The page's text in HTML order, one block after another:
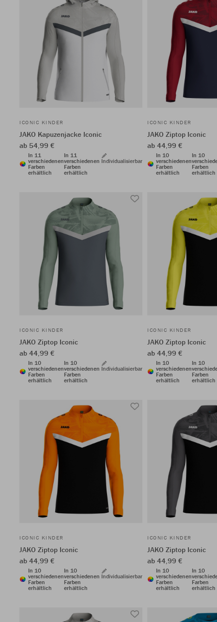
ICONIC KINDER
JAKO Kapuzenjacke Iconic
ab 54,99 €
In 11
verschiedenen
Farben
erhältlich
In 11
verschiedenen
Farben
erhältlich
Individualisierbar
ICONIC KINDER
JAKO Ziptop Iconic
ab 44,99 €
In 10
verschiedenen
Farben
erhältlich
In 10
Farben
erhältlich
ICONIC KINDER
JAKO Ziptop Iconic
ab 44,99 €
In 10
verschiedenen
Farben
erhältlich
In 10
verschiedenen
Farben
erhältlich
Individualisierbar
ICONIC KINDER
JAKO Ziptop Iconic
ab 44,99 €
In 10
verschiedenen
Farben
erhältlich
In 10
Farben
erhältlich
ICONIC KINDER
JAKO Ziptop Iconic
ab 44,99 €
In 10
verschiedenen
Farben
erhältlich
In 10
verschiedenen
Farben
erhältlich
Individualisierbar
ICONIC KINDER
JAKO Ziptop Iconic
ab 44,99 €
In 10
verschiedenen
Farben
erhältlich
In 10
Farben
erhältlich